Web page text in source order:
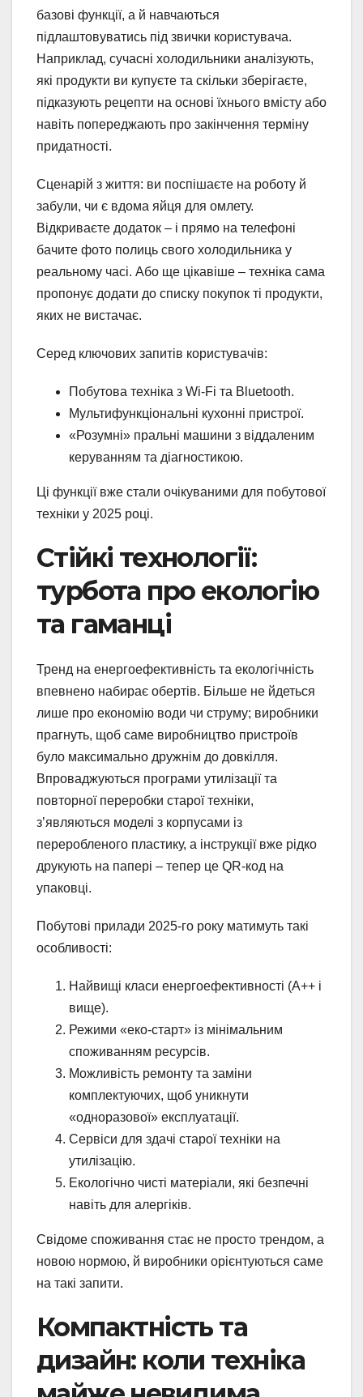
базові функції, а й навчаються
підлаштовуватись під звички користувача.
Наприклад, сучасні холодильники аналізують,
які продукти ви купуєте та скільки зберігаєте,
підказують рецепти на основі їхнього вмісту або
навіть попереджають про закінчення терміну
придатності.
Сценарій з життя: ви поспішаєте на роботу й
забули, чи є вдома яйця для омлету.
Відкриваєте додаток – і прямо на телефоні
бачите фото полиць свого холодильника у
реальному часі. Або ще цікавіше – техніка сама
пропонує додати до списку покупок ті продукти,
яких не вистачає.
Серед ключових запитів користувачів:
Побутова техніка з Wi-Fi та Bluetooth.
Мультифункціональні кухонні пристрої.
«Розумні» пральні машини з віддаленим
керуванням та діагностикою.
Ці функції вже стали очікуваними для побутової
техніки у 2025 році.
Стійкі технології:
турбота про екологію
та гаманці
Тренд на енергоефективність та екологічність
впевнено набирає обертів. Більше не йдеться
лише про економію води чи струму; виробники
прагнуть, щоб саме виробництво пристроїв
було максимально дружнім до довкілля.
Впроваджуються програми утилізації та
повторної переробки старої техніки,
з’являються моделі з корпусами із
переробленого пластику, а інструкції вже рідко
друкують на папері – тепер це QR-код на
упаковці.
Побутові прилади 2025-го року матимуть такі
особливості:
Найвищі класи енергоефективності (A++ і
вище).
Режими «еко-старт» із мінімальним
споживанням ресурсів.
Можливість ремонту та заміни
комплектуючих, щоб уникнути
«одноразової» експлуатації.
Сервіси для здачі старої техніки на
утилізацію.
Екологічно чисті матеріали, які безпечні
навіть для алергіків.
Свідоме споживання стає не просто трендом, а
новою нормою, й виробники орієнтуються саме
на такі запити.
Компактність та
дизайн: коли техніка